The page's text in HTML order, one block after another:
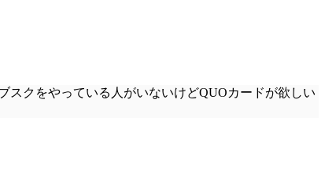
スクをやっている人がいないけどQUOカードが欲しい